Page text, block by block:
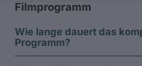
Filmprogramm
Wie lange dauert das
Programm?